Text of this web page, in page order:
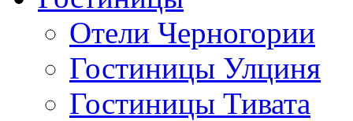
Отели Черногории
Гостиницы Улциня
Гостиницы Тивата